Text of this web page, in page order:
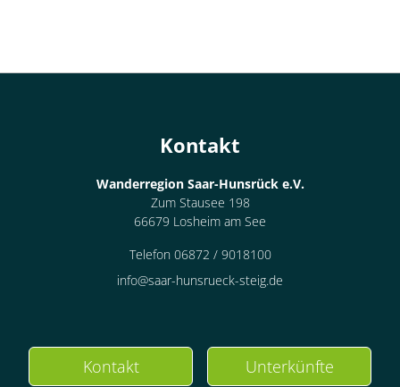
Kontakt
Wanderregion Saar-Hunsrück e.V.
Zum Stausee 198
66679 Losheim am See
Telefon 06872 / 9018100
info@saar-hunsrueck-steig.de
Kontakt Unterkünfte